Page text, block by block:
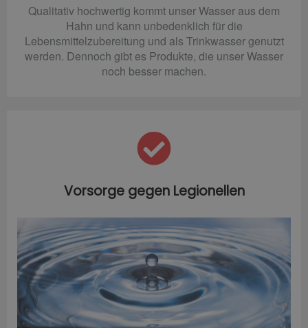
Qualitativ hochwertig kommt unser Wasser aus dem
Hahn und kann unbedenklich für die
Lebensmittelzubereitung und als Trinkwasser genutzt
werden. Dennoch gibt es Produkte, die unser Wasser
noch besser machen.
Vorsorge gegen Legionellen